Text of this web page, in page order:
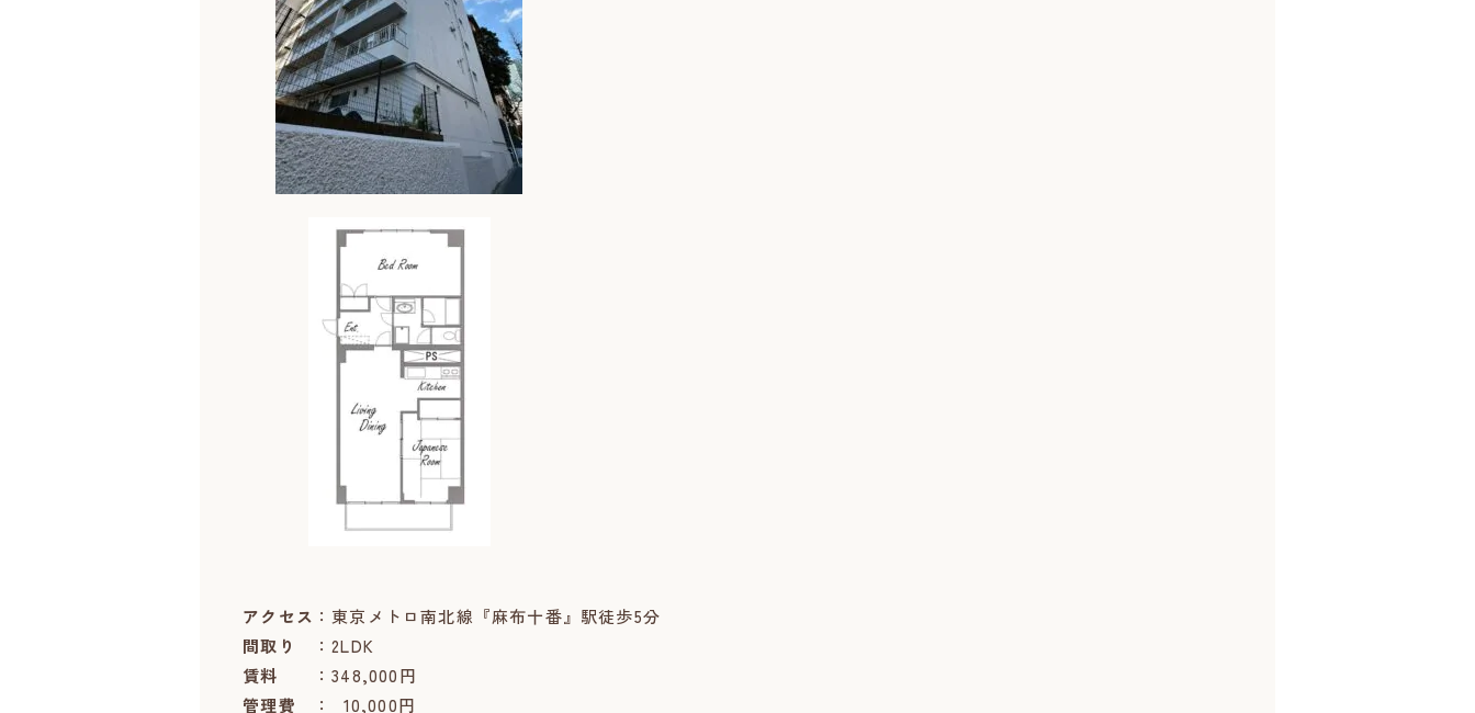
アクセス ：東京メトロ南北線『麻布十番』駅徒歩5分
間取り
：2LDK
賃料 ：348,000円
管理費 ： 10,000円